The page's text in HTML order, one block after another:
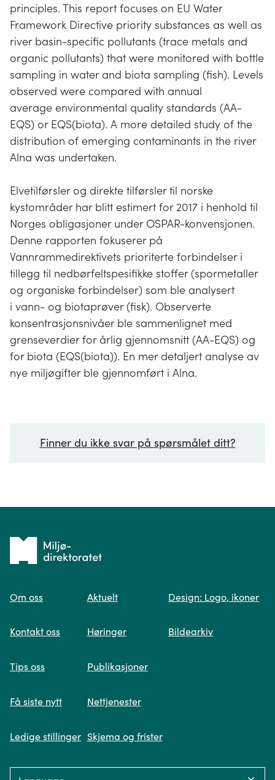
principles. This report focuses on EU Water
Framework Directive priority substances as well as
river basin-specific pollutants (trace metals and
organic pollutants) that were monitored with bottle
sampling in water and biota sampling (fish). Levels
observed were compared with annual
average environmental quality standards (AA-
EQS) or EQS(biota). A more detailed study of the
distribution of emerging contaminants in the river
Alna was undertaken.
Elvetilførsler og direkte tilførsler til norske
kystområder har blitt estimert for 2017 i henhold til
Norges obligasjoner under OSPAR-konvensjonen.
Denne rapporten fokuserer på
Vannrammedirektivets prioriterte forbindelser i
tillegg til nedbørfeltspesifikke stoffer (spormetaller
og organiske forbindelser) som ble analysert
i vann- og biotaprøver (fisk). Observerte
konsentrasjonsnivåer ble sammenlignet med
grenseverdier for årlig gjennomsnitt (AA-EQS) og
for biota (EQS(biota)). En mer detaljert analyse av
nye miljøgifter ble gjennomført i Alna.
Finner du ikke svar på spørsmålet ditt?
Spør oss
søk og viser deg vår mest relevante
Tilbake
forsiden
Om oss
Kontakt oss
Tips oss
Få siste nytt
Ledige stillinger
Aktuelt
Høringer
Publikasjoner
Nettjenester
Skjema og frister
Design: Logo, ikoner
Bildearkiv